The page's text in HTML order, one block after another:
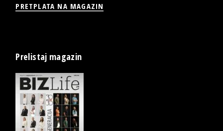
PRETPLATA NA MAGAZIN
Prelistaj magazin